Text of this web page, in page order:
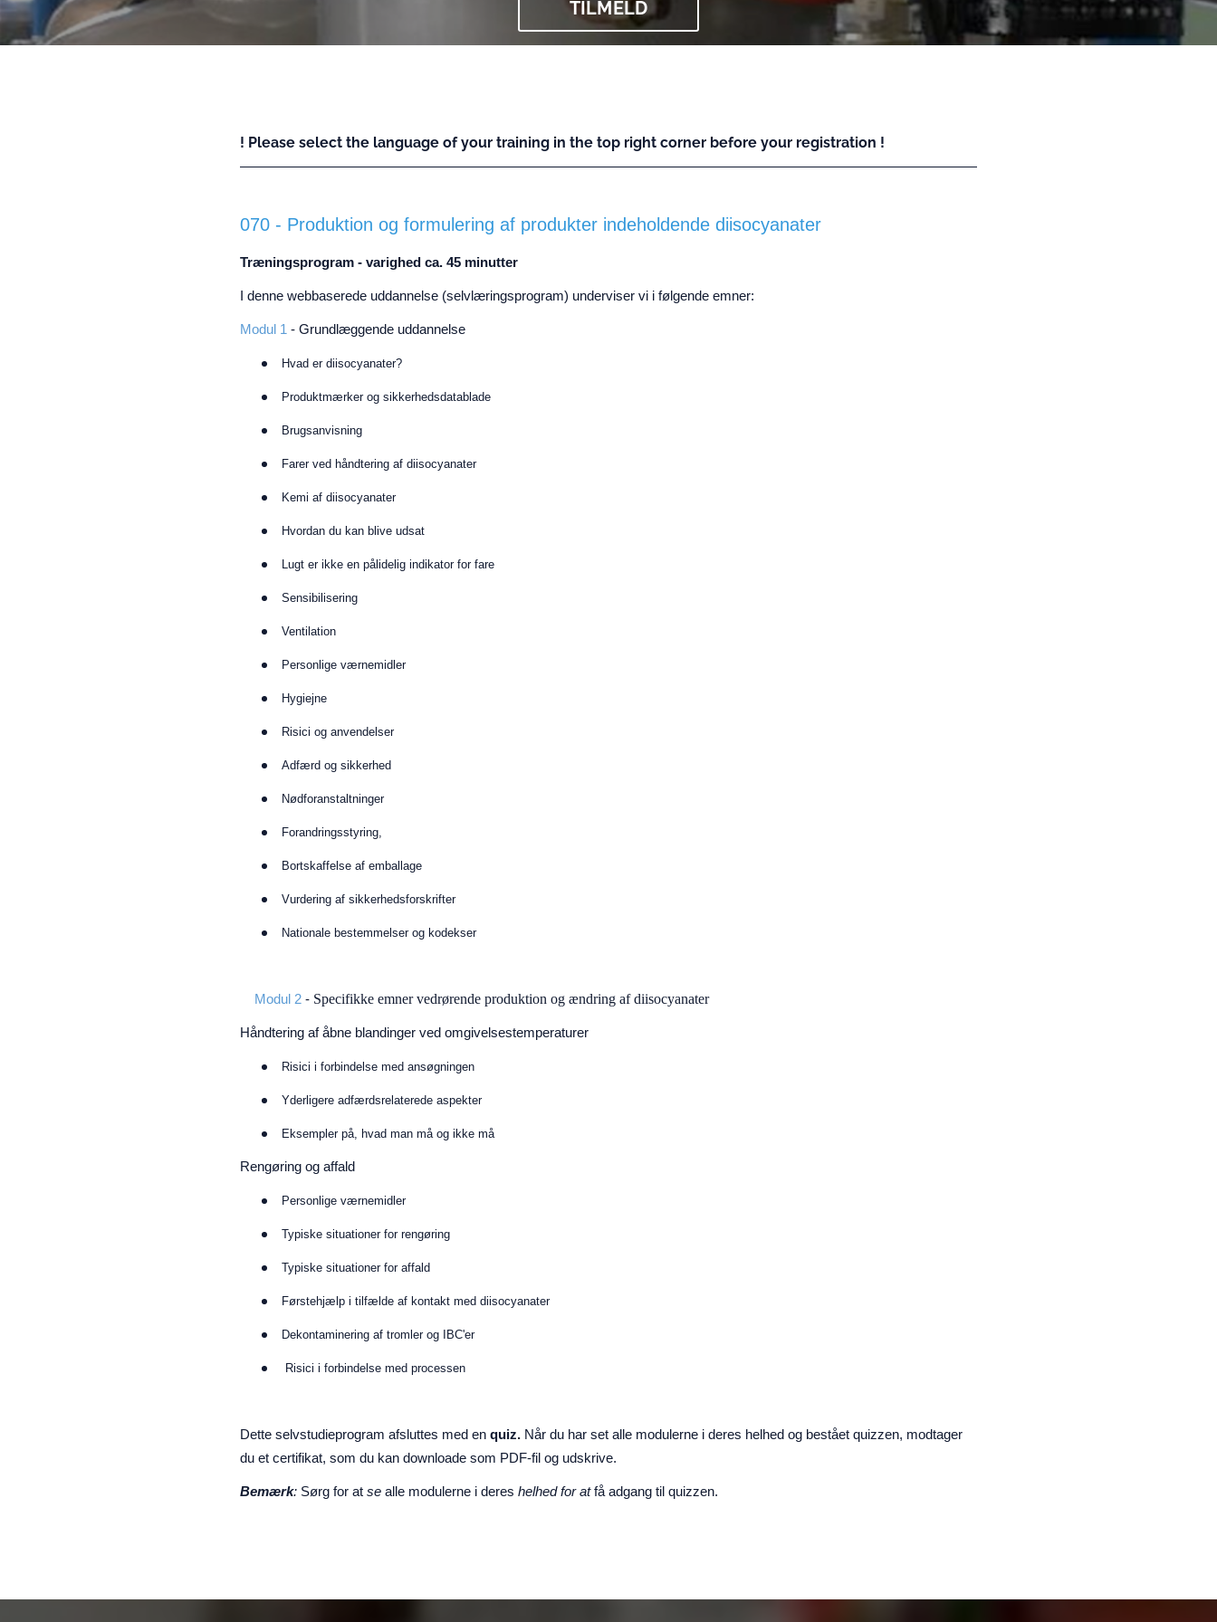
TILMELD
! Please select the language of your training in the top right corner before your registration !
070 - Produktion og formulering af produkter indeholdende diisocyanater
Træningsprogram - varighed ca. 45 minutter
I denne webbaserede uddannelse (selvlæringsprogram) underviser vi i følgende emner:
Modul 1- Grundlæggende uddannelse
Hvad er diisocyanater?
Produktmærker og sikkerhedsdatablade
Brugsanvisning
Farer ved håndtering af diisocyanater
Kemi af diisocyanater
Hvordan du kan blive udsat
Lugt er ikke en pålidelig indikator for fare
Sensibilisering
Ventilation
Personlige værnemidler
Hygiejne
Risici og anvendelser
Adfærd og sikkerhed
Nødforanstaltninger
Forandringsstyring,
Bortskaffelse af emballage
Vurdering af sikkerhedsforskrifter
Nationale bestemmelser og kodekser
Modul 2- Specifikke emner vedrørende produktion og ændring af diisocyanater
Håndtering af åbne blandinger ved omgivelsestemperaturer
Risici i forbindelse med ansøgningen
Yderligere adfærdsrelaterede aspekter
Eksempler på, hvad man må og ikke må
Rengøring og affald
Personlige værnemidler
Typiske situationer for rengøring
Typiske situationer for affald
Førstehjælp i tilfælde af kontakt med diisocyanater
Dekontaminering af tromler og IBC'er
Risici i forbindelse med processen
Dette selvstudieprogram afsluttes med enquiz. Når du har set alle modulerne i deres helhed og bestået quizzen, modtager
du et certifikat, som du kan downloade som PDF-fil og udskrive.
Bemærk: Sørg for atsealle modulerne i dereshelhed for atfå adgang til quizzen.